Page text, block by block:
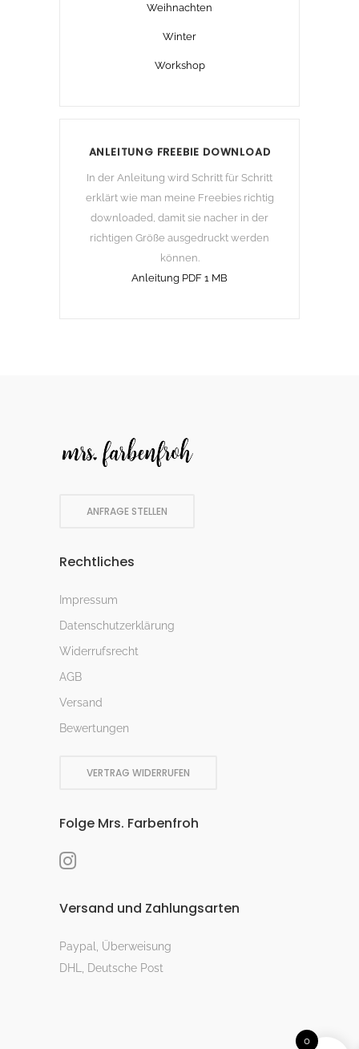
Weihnachten
Winter
Workshop
ANLEITUNG FREEBIE DOWNLOAD
In der Anleitung wird Schritt für Schritt
erklärt wie man meine Freebies richtig
downloaded, damit sie nacher in der
richtigen Größe ausgedruckt werden
können.
Anleitung PDF 1 MB
ANFRAGE STELLEN
Rechtliches
Impressum
Datenschutzerklärung
Widerrufsrecht
AGB
Versand
Bewertungen
VERTRAG WIDERRUFEN
Folge Mrs. Farbenfroh
Versand und Zahlungsarten
Paypal, Überweisung
DHL, Deutsche Post
0